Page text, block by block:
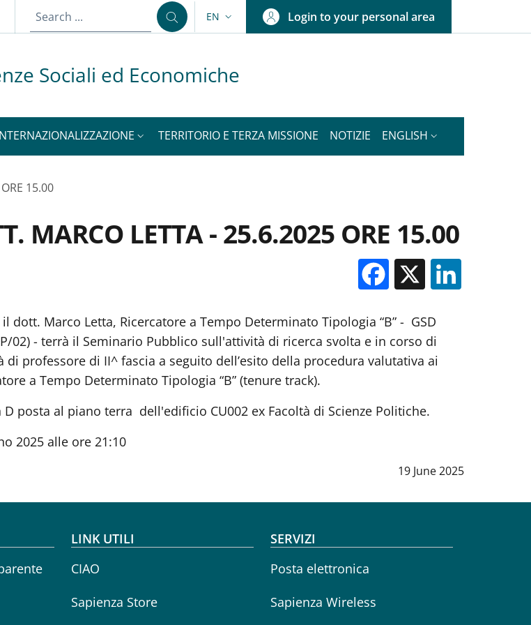
LANGUAGE SWITCHER: CURRENT LANGUAGE
EN Login to your personal area
Sociali ed Economiche
TERRITORIO E TERZA MISSIONE NOTIZIE ENGLISH
15.00
MARCO LETTA - 25.6.2025 ORE 15.00
Facebook
X
il dott. Marco Letta, Ricercatore a Tempo Determinato Tipologia “B” - GSD
P/02) - terrà il Seminario Pubblico sull'attività di ricerca svolta e in corso di
professore di II^ fascia a seguito dell’esito della procedura valutativa ai
a Tempo Determinato Tipologia “B” (tenure track).
posta al piano terra dell'edificio CU002 ex Facoltà di Scienze Politiche.
2025 alle ore 21:10
Data notizia
19 June 2025
LINK UTILI
CIAO
Sapienza Store
SERVIZI
Posta elettronica
Sapienza Wireless